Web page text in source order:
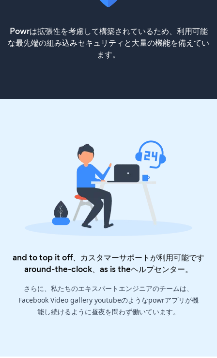
Powrは拡張性を考慮して構築されているため、利用可能
な最先端の組み込みセキュリティと大量の機能を備えてい
ます。
and to top it off、カスタマーサポートが利用可能です
around-the-clock、as is theヘルプセンター。
さらに、私たちのエキスパートエンジニアのチームは、
Facebook Video gallery youtubeのようなpowrアプリが機
能し続けるように昼夜を問わず働いています。